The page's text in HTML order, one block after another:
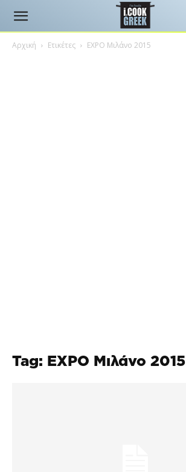
Αρχική Ετικέτες EXPO Μιλάνο 2015
Tag: EXPO Μιλάνο 2015